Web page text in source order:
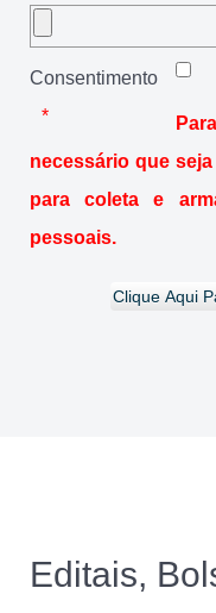
Consentimento
necessário que
para coleta e
pessoais.
Editais,